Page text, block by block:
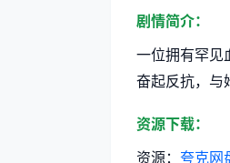
剧情简介：
一位拥有罕见
奋起反抗，与
资源下载：
资源： 夸克网